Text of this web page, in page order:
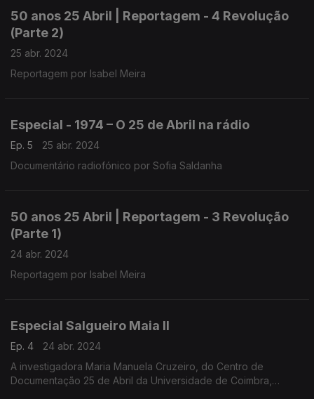
50 anos 25 Abril | Reportagem - 4 Revolução
(Parte 2)
25 abr. 2024
Reportagem por Isabel Meira
Especial - 1974 – O 25 de Abril na rádio
Ep. 5
25 abr. 2024
Documentário radiofónico por Sofia Saldanha
50 anos 25 Abril | Reportagem - 3 Revolução
(Parte 1)
24 abr. 2024
Reportagem por Isabel Meira
Especial Salgueiro Maia II
Ep. 4
24 abr. 2024
A investigadora Maria Manuela Cruzeiro, do Centro de
Documentação 25 de Abril da Universidade de Coimbra,